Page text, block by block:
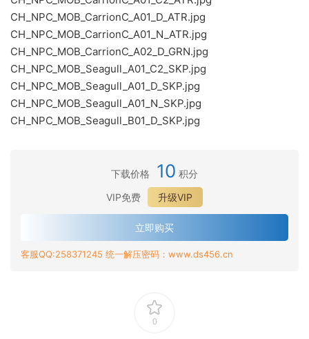
CH_NPC_MOB_CarrionC_A01_D_ATR.jpg
CH_NPC_MOB_CarrionC_A01_N_ATR.jpg
CH_NPC_MOB_CarrionC_A02_D_GRN.jpg
CH_NPC_MOB_Seagull_A01_C2_SKP.jpg
CH_NPC_MOB_Seagull_A01_D_SKP.jpg
CH_NPC_MOB_Seagull_A01_N_SKP.jpg
CH_NPC_MOB_Seagull_B01_D_SKP.jpg
下载价格 10 积分
VIP免费
升级VIP
立即购买
客服QQ:258371245 统一解压密码：www.ds456.cn
0